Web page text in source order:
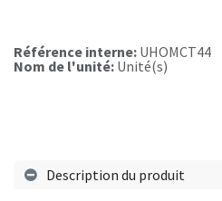
Référence interne: UHOMCT44
Nom de l'unité: Unité(s)
Description du produit